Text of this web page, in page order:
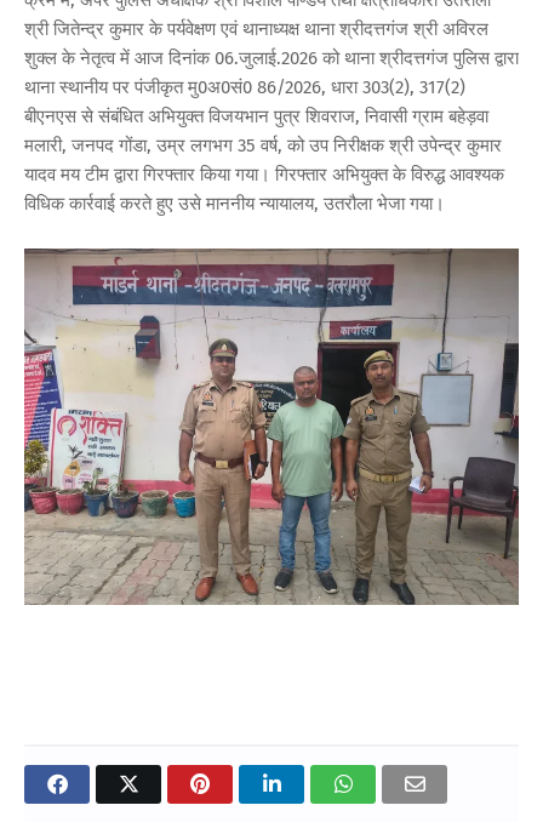
श्री जितेन्द्र कुमार के पर्यवेक्षण एवं थानाध्यक्ष थाना श्रीदत्तगंज श्री अविरल
शुक्ल के नेतृत्व में आज दिनांक 06.जुलाई.2026 को थाना श्रीदत्तगंज पुलिस द्वारा
थाना स्थानीय पर पंजीकृत मु0अ0सं0 86/2026, धारा 303(2), 317(2)
बीएनएस से संबंधित अभियुक्त विजयभान पुत्र शिवराज, निवासी ग्राम बहेड़वा
मलारी, जनपद गोंडा, उम्र लगभग 35 वर्ष, को उप निरीक्षक श्री उपेन्द्र कुमार
यादव मय टीम द्वारा गिरफ्तार किया गया। गिरफ्तार अभियुक्त के विरुद्ध आवश्यक
विधिक कार्रवाई करते हुए उसे माननीय न्यायालय, उतरौला भेजा गया।